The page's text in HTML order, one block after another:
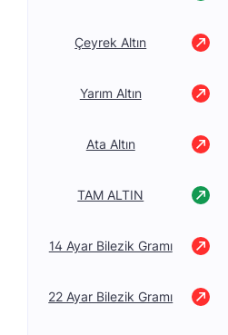
Çeyrek Altın
Yarım Altın
Ata Altın
TAM ALTIN
14 Ayar Bilezik Gramı
22 Ayar Bilezik Gramı